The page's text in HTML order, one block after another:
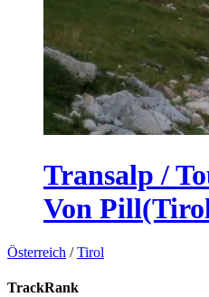
Transalp /
Von
Österreich /Tirol
TrackRank